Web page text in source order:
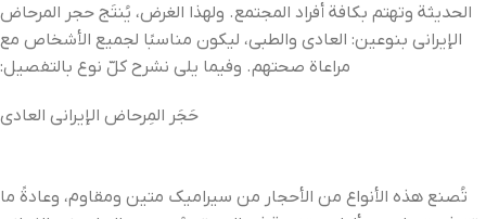
الحديثة وتهتم بكافة أفراد المجتمع. ولهذا الغرض، يُنتَج حجر المرحاض
الإيراني بنوعين: العادي والطبي، ليكون مناسبًا لجميع الأشخاص مع
مراعاة صحتهم. وفيما يلي نشرح كلّ نوع بالتفصيل:
حَجَر المِرحاض الإيراني العادي
تُصنع هذه الأنواع من الأحجار من سيراميك متين ومقاوم، وعادةً ما